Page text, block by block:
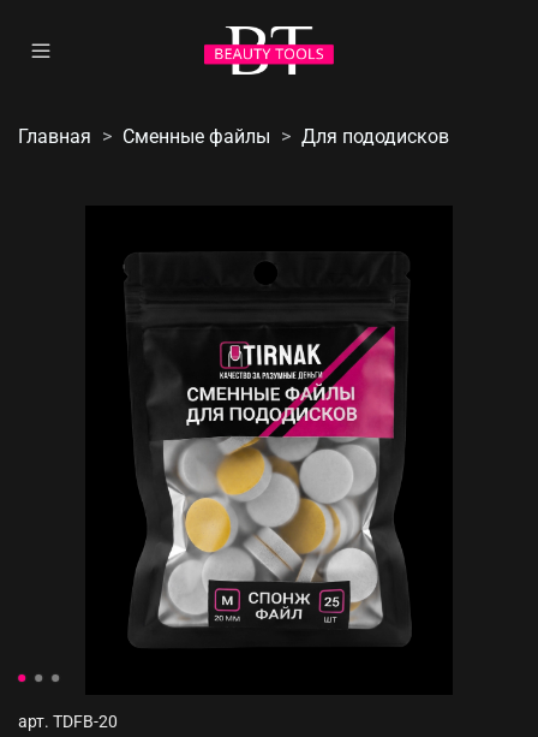
Главная Сменные файлы Для пододисков
арт. TDFB-20